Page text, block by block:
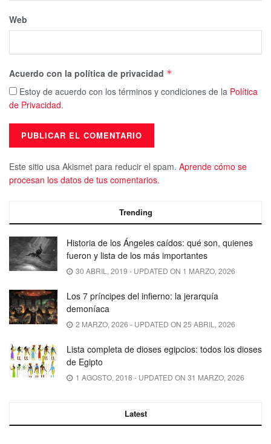
Web
Acuerdo con la política de privacidad *
Estoy de acuerdo con los términos y condiciones de la Política
de Privacidad.
Este sitio usa Akismet para reducir el spam. Aprende cómo se
procesan los datos de tus comentarios.
Trending
Historia de los Ángeles caídos: qué son, quienes
fueron y lista de los más importantes
30 ABRIL, 2019 - UPDATED ON 1 MARZO, 2026
Los 7 príncipes del infierno: la jerarquía
demoníaca
2 MARZO, 2026 - UPDATED ON 25 ABRIL, 2026
Lista completa de dioses egipcios: todos los dioses
de Egipto
1 AGOSTO, 2018 - UPDATED ON 31 MARZO, 2026
Latest